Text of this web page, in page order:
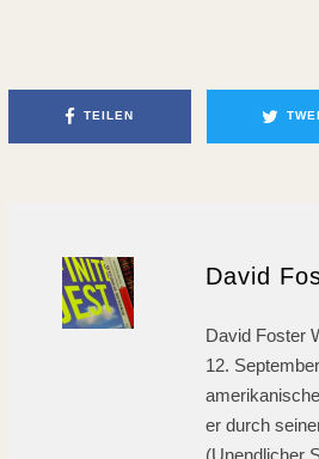
TEILEN
David
David Foster
12.
er durch
(Unendlicher